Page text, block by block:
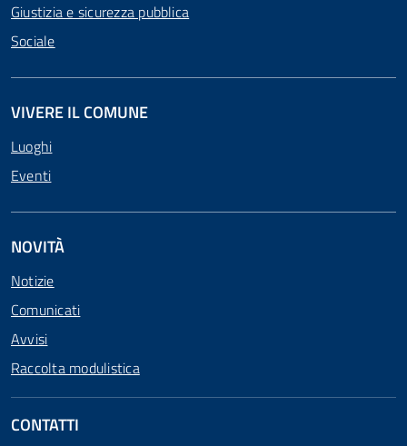
Giustizia e sicurezza pubblica
Sociale
VIVERE IL COMUNE
Luoghi
Eventi
NOVITÀ
Notizie
Comunicati
Avvisi
Raccolta modulistica
CONTATTI